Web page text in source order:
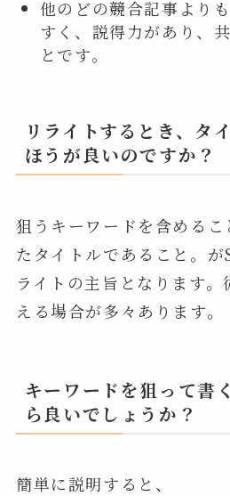
他のどの競合記事より
すく、説得力があり、
とです。
リライトするとき、タ
ほうが良いのですか？
狙うキーワードを含める
たタイトルであること。が
ライトの主旨となります
える場合が多々あります。
キーワードを狙って書
ら良いでしょうか？
簡単に説明すると、